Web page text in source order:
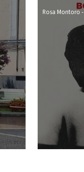
Rosa Montoro-